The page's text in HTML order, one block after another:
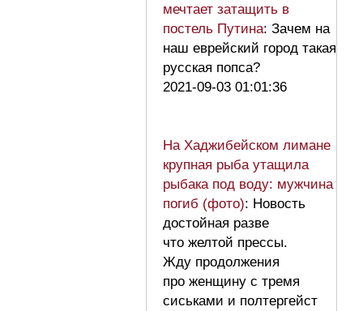
мечтает затащить в
постель Путина: Зачем на
наш еврейский город такая
русская попса?
2021-09-03 01:01:36
На Хаджибейском лимане
крупная рыба утащила
рыбака под воду: мужчина
погиб (фото): Новость
достойная разве
что желтой прессы.
Жду продолжения
про женщину с тремя
сиськами и полтергейст